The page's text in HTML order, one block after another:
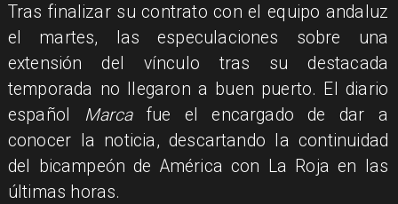
Tras finalizar su contrato con el equipo andaluz
el martes, las especulaciones sobre una
extensión del vínculo tras su destacada
temporada no llegaron a buen puerto. El diario
español Marcafue el encargado de dar a
conocer la noticia, descartando la continuidad
del bicampeón de América con La Roja en las
últimas horas.